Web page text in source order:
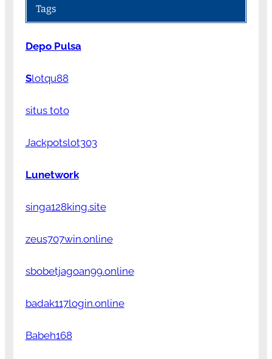
Tags
Depo Pulsa
Slotqu88
situs toto
Jackpotslot303
Lunetwork
singa128king.site
zeus707win.online
sbobetjagoan99.online
badak117login.online
Babeh168